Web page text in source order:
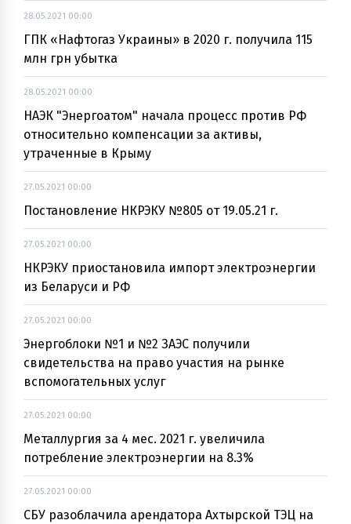
28.05.2021 00:00
ГПК «Нафтогаз Украины» в 2020 г. получила 115
млн грн убытка
28.05.2021 00:00
НАЭК "Энергоатом" начала процесс против РФ
относительно компенсации за активы,
утраченные в Крыму
27.05.2021 00:00
Постановление НКРЭКУ №805 от 19.05.21 г.
27.05.2021 00:00
НКРЭКУ приостановила импорт электроэнергии
из Беларуси и РФ
27.05.2021 00:00
Энергоблоки №1 и №2 ЗАЭС получили
свидетельства на право участия на рынке
вспомогательных услуг
27.05.2021 00:00
Металлургия за 4 мес. 2021 г. увеличила
потребление электроэнергии на 8.3%
27.05.2021 00:00
СБУ разоблачила арендатора Ахтырской ТЭЦ на